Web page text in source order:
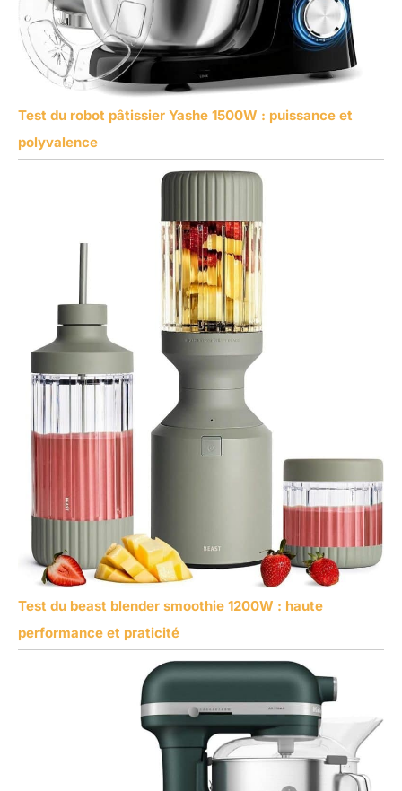
Test du robot pâtissier Yashe 1500W : puissance et
polyvalence
Test du beast blender smoothie 1200W : haute
performance et praticité